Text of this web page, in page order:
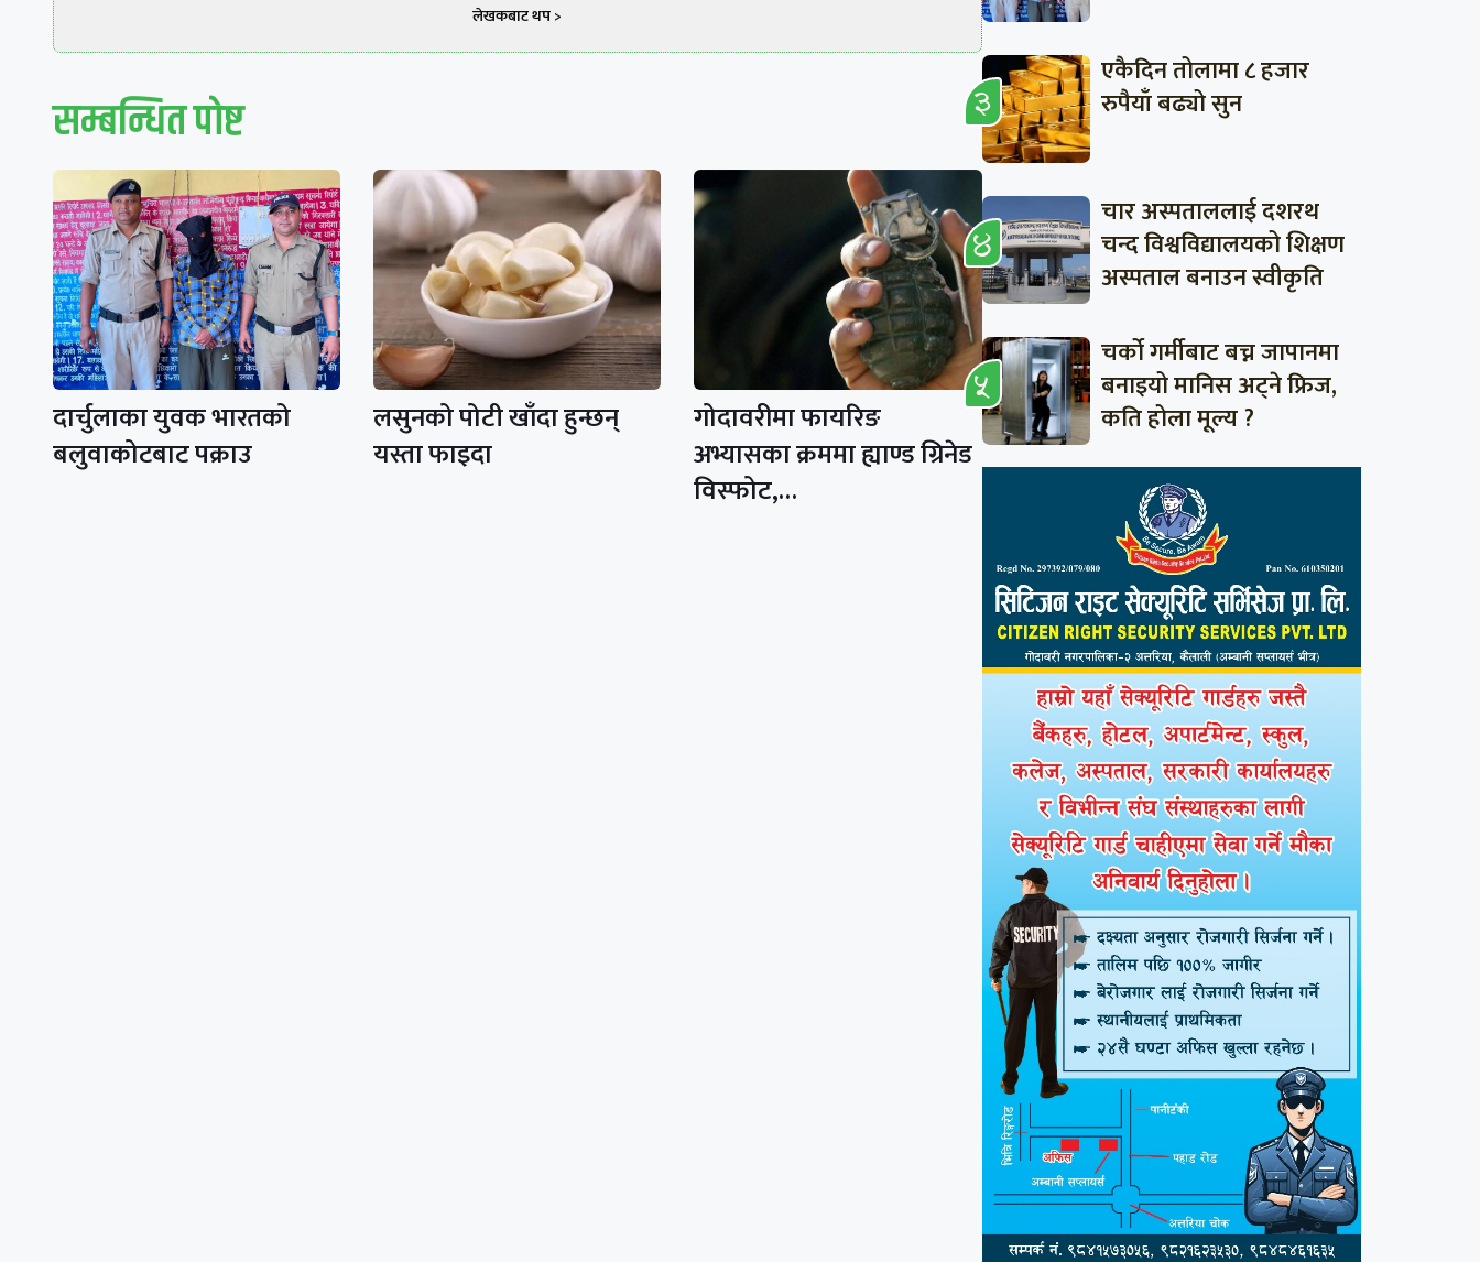
लेखकबाट थप >
सम्बन्धित पाेष्ट
दार्चुलाका युवक भारतको
बलुवाकोटबाट पक्राउ
लसुनको पोटी खाँदा हुन्छन्
यस्ता फाइदा
गोदावरीमा फायरिङ
अभ्यासका क्रममा ह्याण्ड ग्रिनेड
विस्फोट,…
एकैदिन तोलामा ८ हजार
रुपैयाँ बढ्यो सुन
चार अस्पताललाई दशरथ
चन्द विश्वविद्यालयको शिक्षण
अस्पताल बनाउन स्वीकृति
चर्को गर्मीबाट बच्न जापानमा
बनाइयो मानिस अट्ने फ्रिज,
कति होला मूल्य ?